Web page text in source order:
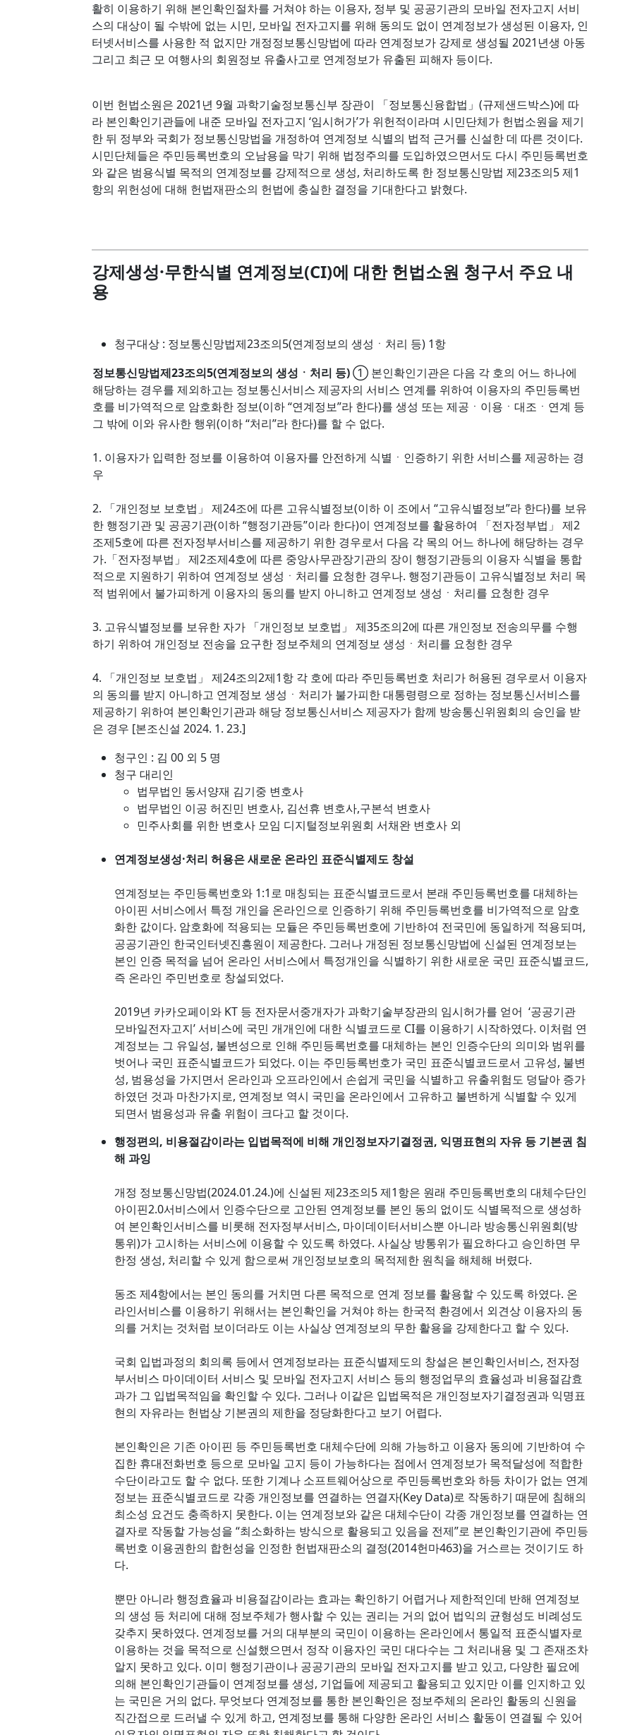
활히 이용하기 위해 본인확인절차를 거쳐야 하는 이용자, 정부 및 공공기관의 모바일 전자고지 서비
스의 대상이 될 수밖에 없는 시민, 모바일 전자고지를 위해 동의도 없이 연계정보가 생성된 이용자, 인
터넷서비스를 사용한 적 없지만 개정정보통신망법에 따라 연계정보가 강제로 생성될 2021년생 아동
그리고 최근 모 여행사의 회원정보 유출사고로 연계정보가 유출된 피해자 등이다.
이번 헌법소원은 2021년 9월 과학기술정보통신부 장관이 「정보통신융합법」(규제샌드박스)에 따
라 본인확인기관들에 내준 모바일 전자고지 ‘임시허가’가 위헌적이라며 시민단체가 헌법소원을 제기
한 뒤 정부와 국회가 정보통신망법을 개정하여 연계정보 식별의 법적 근거를 신설한 데 따른 것이다.
시민단체들은 주민등록번호의 오남용을 막기 위해 법정주의를 도입하였으면서도 다시 주민등록번호
와 같은 범용식별 목적의 연계정보를 강제적으로 생성, 처리하도록 한 정보통신망법 제23조의5 제1
항의 위헌성에 대해 헌법재판소의 헌법에 충실한 결정을 기대한다고 밝혔다.
강제생성·무한식별 연계정보(CI)에 대한 헌법소원 청구서 주요 내
용
청구대상 : 정보통신망법제23조의5(연계정보의 생성ㆍ처리 등) 1항
정보통신망법제23조의5(연계정보의 생성ㆍ처리 등)① 본인확인기관은 다음 각 호의 어느 하나에
해당하는 경우를 제외하고는 정보통신서비스 제공자의 서비스 연계를 위하여 이용자의 주민등록번
호를 비가역적으로 암호화한 정보(이하 “연계정보”라 한다)를 생성 또는 제공ㆍ이용ㆍ대조ㆍ연계 등
그 밖에 이와 유사한 행위(이하 “처리”라 한다)를 할 수 없다.
1. 이용자가 입력한 정보를 이용하여 이용자를 안전하게 식별ㆍ인증하기 위한 서비스를 제공하는 경
우
2. 「개인정보 보호법」 제24조에 따른 고유식별정보(이하 이 조에서 “고유식별정보”라 한다)를 보유
한 행정기관 및 공공기관(이하 “행정기관등”이라 한다)이 연계정보를 활용하여 「전자정부법」 제2
조제5호에 따른 전자정부서비스를 제공하기 위한 경우로서 다음 각 목의 어느 하나에 해당하는 경우
가.「전자정부법」 제2조제4호에 따른 중앙사무관장기관의 장이 행정기관등의 이용자 식별을 통합
적으로 지원하기 위하여 연계정보 생성ㆍ처리를 요청한 경우나. 행정기관등이 고유식별정보 처리 목
적 범위에서 불가피하게 이용자의 동의를 받지 아니하고 연계정보 생성ㆍ처리를 요청한 경우
3. 고유식별정보를 보유한 자가 「개인정보 보호법」 제35조의2에 따른 개인정보 전송의무를 수행
하기 위하여 개인정보 전송을 요구한 정보주체의 연계정보 생성ㆍ처리를 요청한 경우
4. 「개인정보 보호법」 제24조의2제1항 각 호에 따라 주민등록번호 처리가 허용된 경우로서 이용자
의 동의를 받지 아니하고 연계정보 생성ㆍ처리가 불가피한 대통령령으로 정하는 정보통신서비스를
제공하기 위하여 본인확인기관과 해당 정보통신서비스 제공자가 함께 방송통신위원회의 승인을 받
은 경우 [본조신설 2024. 1. 23.]
청구인 : 김 00 외 5 명
청구 대리인
법무법인 동서양재 김기중 변호사
법무법인 이공 허진민 변호사, 김선휴 변호사,구본석 변호사
민주사회를 위한 변호사 모임 디지털정보위원회 서채완 변호사 외
연계정보생성·처리 허용은 새로운 온라인 표준식별제도 창설
연계정보는 주민등록번호와 1:1로 매칭되는 표준식별코드로서 본래 주민등록번호를 대체하는
아이핀 서비스에서 특정 개인을 온라인으로 인증하기 위해 주민등록번호를 비가역적으로 암호
화한 값이다. 암호화에 적용되는 모듈은 주민등록번호에 기반하여 전국민에 동일하게 적용되며,
공공기관인 한국인터넷진흥원이 제공한다. 그러나 개정된 정보통신망법에 신설된 연계정보는
본인 인증 목적을 넘어 온라인 서비스에서 특정개인을 식별하기 위한 새로운 국민 표준식별코드,
즉 온라인 주민번호로 창설되었다.
2019년 카카오페이와 KT 등 전자문서중개자가 과학기술부장관의 임시허가를 얻어 ‘공공기관
모바일전자고지’ 서비스에 국민 개개인에 대한 식별코드로 CI를 이용하기 시작하였다. 이처럼 연
계정보는 그 유일성, 불변성으로 인해 주민등록번호를 대체하는 본인 인증수단의 의미와 범위를
벗어나 국민 표준식별코드가 되었다. 이는 주민등록번호가 국민 표준식별코드로서 고유성, 불변
성, 범용성을 가지면서 온라인과 오프라인에서 손쉽게 국민을 식별하고 유출위험도 덩달아 증가
하였던 것과 마찬가지로, 연계정보 역시 국민을 온라인에서 고유하고 불변하게 식별할 수 있게
되면서 범용성과 유출 위험이 크다고 할 것이다.
행정편의, 비용절감이라는 입법목적에 비해 개인정보자기결정권, 익명표현의 자유 등 기본권 침
해 과잉
개정 정보통신망법(2024.01.24.)에 신설된 제23조의5 제1항은 원래 주민등록번호의 대체수단인
아이핀2.0서비스에서 인증수단으로 고안된 연계정보를 본인 동의 없이도 식별목적으로 생성하
여 본인확인서비스를 비롯해 전자정부서비스, 마이데이터서비스뿐 아니라 방송통신위원회(방
통위)가 고시하는 서비스에 이용할 수 있도록 하였다. 사실상 방통위가 필요하다고 승인하면 무
한정 생성, 처리할 수 있게 함으로써 개인정보보호의 목적제한 원칙을 해체해 버렸다.
동조 제4항에서는 본인 동의를 거치면 다른 목적으로 연계 정보를 활용할 수 있도록 하였다. 온
라인서비스를 이용하기 위해서는 본인확인을 거쳐야 하는 한국적 환경에서 외견상 이용자의 동
의를 거치는 것처럼 보이더라도 이는 사실상 연계정보의 무한 활용을 강제한다고 할 수 있다.
국회 입법과정의 회의록 등에서 연계정보라는 표준식별제도의 창설은 본인확인서비스, 전자정
부서비스 마이데이터 서비스 및 모바일 전자고지 서비스 등의 행정업무의 효율성과 비용절감효
과가 그 입법목적임을 확인할 수 있다. 그러나 이같은 입법목적은 개인정보자기결정권과 익명표
현의 자유라는 헌법상 기본권의 제한을 정당화한다고 보기 어렵다.
본인확인은 기존 아이핀 등 주민등록번호 대체수단에 의해 가능하고 이용자 동의에 기반하여 수
집한 휴대전화번호 등으로 모바일 고지 등이 가능하다는 점에서 연계정보가 목적달성에 적합한
수단이라고도 할 수 없다. 또한 기계나 소프트웨어상으로 주민등록번호와 하등 차이가 없는 연계
정보는 표준식별코드로 각종 개인정보를 연결하는 연결자(Key Data)로 작동하기 때문에 침해의
최소성 요건도 충족하지 못한다. 이는 연계정보와 같은 대체수단이 각종 개인정보를 연결하는 연
결자로 작동할 가능성을 “최소화하는 방식으로 활용되고 있음을 전제”로 본인확인기관에 주민등
록번호 이용권한의 합헌성을 인정한 헌법재판소의 결정(2014헌마463)을 거스르는 것이기도 하
다.
뿐만 아니라 행정효율과 비용절감이라는 효과는 확인하기 어렵거나 제한적인데 반해 연계정보
의 생성 등 처리에 대해 정보주체가 행사할 수 있는 권리는 거의 없어 법익의 균형성도 비례성도
갖추지 못하였다. 연계정보를 거의 대부분의 국민이 이용하는 온라인에서 통일적 표준식별자로
이용하는 것을 목적으로 신설했으면서 정작 이용자인 국민 대다수는 그 처리내용 및 그 존재조차
알지 못하고 있다. 이미 행정기관이나 공공기관의 모바일 전자고지를 받고 있고, 다양한 필요에
의해 본인확인기관들이 연계정보를 생성, 기업들에 제공되고 활용되고 있지만 이를 인지하고 있
는 국민은 거의 없다. 무엇보다 연계정보를 통한 본인확인은 정보주체의 온라인 활동의 신원을
직간접으로 드러낼 수 있게 하고, 연계정보를 통해 다양한 온라인 서비스 활동이 연결될 수 있어